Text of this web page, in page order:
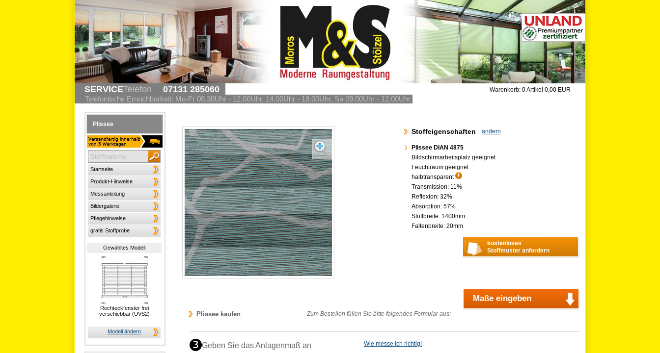
SERVICETelefon 07131 285060 Warenkorb: 0 Artikel 0,00 EUR
Telefonische Erreichbarkeit: Mo-Fr 08.30Uhr - 12.00Uhr, 14.00Uhr - 18.00Uhr, Sa 09.00Uhr - 12.00Uhr
Plissee
Startseite
Produkt-Hinweise
Messanleitung
Bildergalerie
Pflegehinweise
gratis Stoffprobe
Gewähltes Modell
Rechteckfenster frei
verschiebbar (UVS2)
Modell ändern
Stoffeigenschaften ändern
Plissee DIAN 4875
Bildschirmarbeitsplatz geeignet
Feuchtraum geeignet
halbtransparent
Transmission: 11%
Reflexion: 32%
Absorption: 57%
Stoffbreite: 1400mm
Faltenbreite: 20mm
kostenloses
Stoffmuster anfordern
Maße eingeben
Plissee kaufen Zum Bestellen füllen Sie bitte folgendes Formular aus:
Wie messe ich richtig!
Geben Sie das Anlagenmaß an